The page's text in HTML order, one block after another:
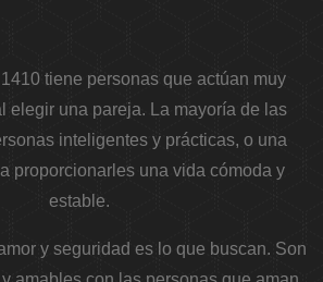
tiene personas que actúan muy
elegir una pareja. La mayoría de las
inteligentes y prácticas, o una
proporcionarles una vida cómoda y
estable.
y seguridad es lo que buscan. Son